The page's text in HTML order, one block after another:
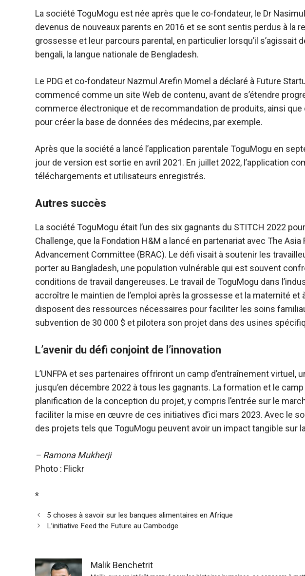
La société ToguMogu est née après que le co-fondateur, le Dr
devenus de nouveaux parents en 2016 et se sont sentis perdus à la
grossesse et leur parcours parental, en particulier lorsqu’il s’agissait
bengali, la langue nationale de Bengladesh.
Le PDG et co-fondateur Nazmul Arefin Momel a déclaré à Future
commencé comme un site Web de contenu, avant de s’étendre
commerce électronique et de recommandation de produits, ainsi
pour créer la base de données des médecins, par exemple.
Après que la société a lancé l’application parentale ToguMogu en
jour de version est sortie en avril 2021. En juillet 2022, l’application
téléchargements et utilisateurs enregistrés.
Autres succès
La société ToguMogu était l’un des six gagnants du STITCH 2022
Challenge, que la Fondation H&M a lancé en partenariat avec The
Advancement Committee (BRAC). Le défi visait à soutenir les
porter au Bangladesh, une population vulnérable qui est souvent
conditions de travail dangereuses. Le travail de ToguMogu dans
accroître le maintien de l’emploi après la grossesse et la maternité et
disposent des ressources nécessaires pour faciliter les soins
subvention de 30 000 $ et pilotera son projet dans des usines
L’avenir du défi conjoint de l’innovation
L’UNFPA et ses partenaires offriront un camp d’entraînement virtuel,
jusqu’en décembre 2022 à tous les gagnants. La formation et le
planification de la conception du projet, y compris l’entrée sur le
faciliter la mise en œuvre de ces initiatives d’ici mars 2023. Avec le
des projets tels que ToguMogu peuvent avoir un impact tangible sur
– Ramona Mukherji
Photo : Flickr
*
5 choses à savoir sur les banques alimentaires en Afrique
L’initiative Feed the Future au Cambodge
Malik Benchetrit